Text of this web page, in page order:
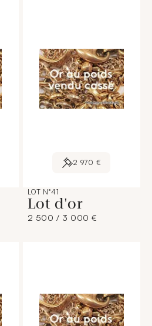
2 970 €
LOT N°41
Lot d'or
2 500 / 3 000 €